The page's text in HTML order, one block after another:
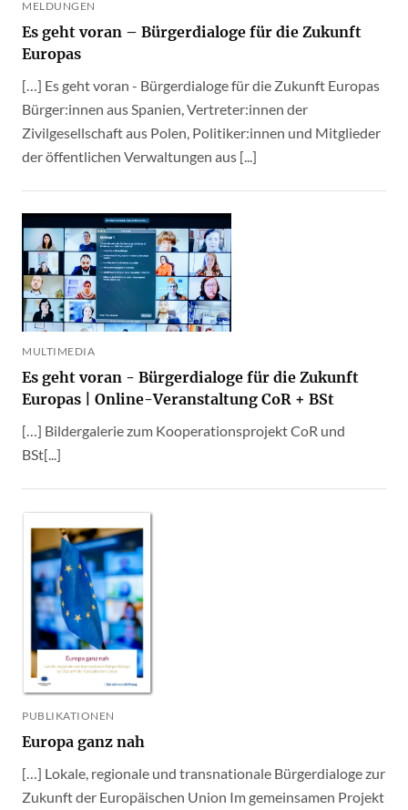
MELDUNGEN
Es geht voran – Bürgerdialoge für die Zukunft
Europas
[…] Es geht voran - Bürgerdialoge für die Zukunft Europas
Bürger:innen aus Spanien, Vertreter:innen der
Zivilgesellschaft aus Polen, Politiker:innen und Mitglieder
der öffentlichen Verwaltungen aus [...]
MULTIMEDIA
Es geht voran - Bürgerdialoge für die Zukunft
Europas | Online-Veranstaltung CoR + BSt
[…] Bildergalerie zum Kooperationsprojekt CoR und
BSt[...]
PUBLIKATIONEN
Europa ganz nah
[…] Lokale, regionale und transnationale Bürgerdialoge zur
Zukunft der Europäischen Union Im gemeinsamen Projekt